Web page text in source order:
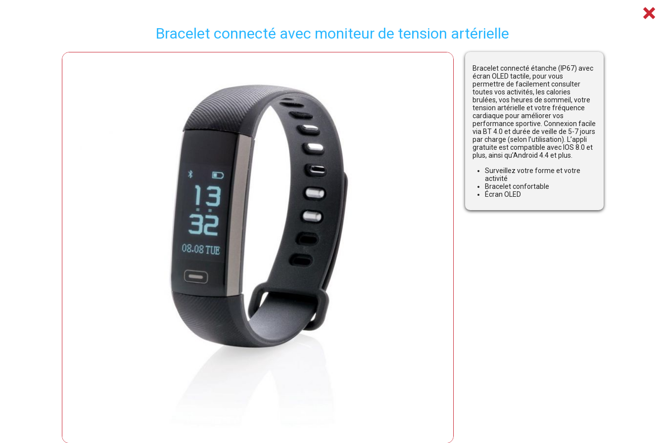
Bracelet connecté avec moniteur de tension artérielle
Bracelet connecté étanche (IP67) avec
écran OLED tactile, pour vous
permettre de facilement consulter
toutes vos activités, les calories
brulées, vos heures de sommeil, votre
tension artérielle et votre fréquence
cardiaque pour améliorer vos
performance sportive. Connexion facile
via BT 4.0 et durée de veille de 5-7 jours
par charge (selon l’utilisation). L’appli
gratuite est compatible avec IOS 8.0 et
plus, ainsi qu’Android 4.4 et plus.
Surveillez votre forme et votre
activité
Bracelet confortable
Écran OLED